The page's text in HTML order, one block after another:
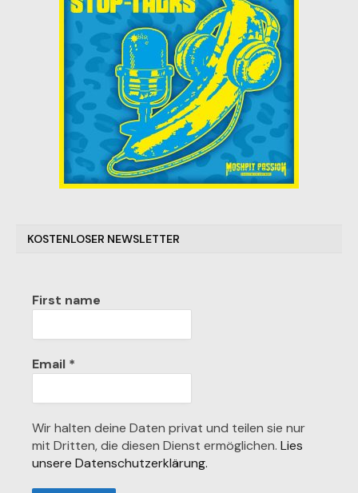
KOSTENLOSER NEWSLETTER
First name
Email *
Wir halten deine Daten privat und teilen sie nur
mit Dritten, die diesen Dienst ermöglichen. Lies
unsere Datenschutzerklärung.